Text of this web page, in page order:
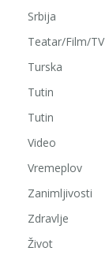
Srbija
Teatar/Film/TV
Turska
Tutin
Tutin
Video
Vremeplov
Zanimljivosti
Zdravlje
Život